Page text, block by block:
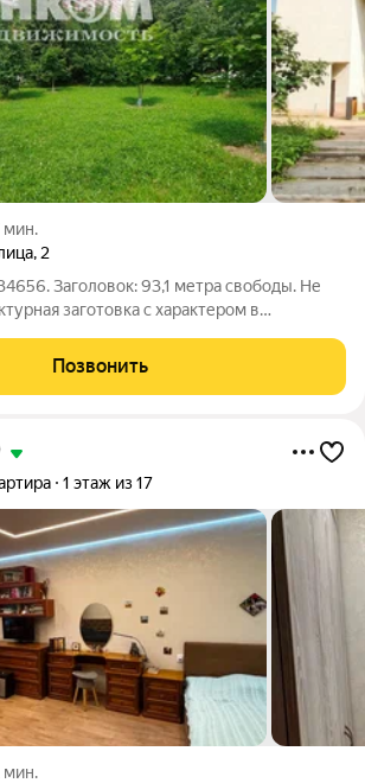
мин.
, 2
Заголовок: 93,1 метра свободы. Не
заготовка с характером в
из одного ЖК в другой? От
которые вы бы никогда
Позвонить
1 этаж из 17
мин.